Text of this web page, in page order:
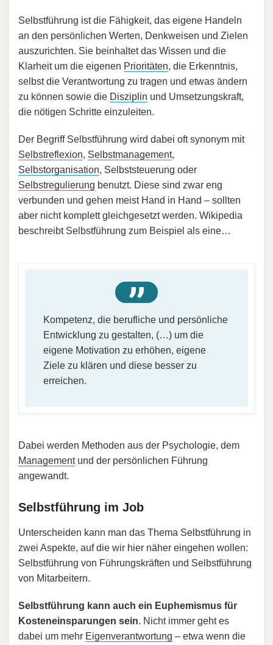
Selbstführung ist die Fähigkeit, das eigene Handeln
an den persönlichen Werten, Denkweisen und Zielen
auszurichten. Sie beinhaltet das Wissen und die
Klarheit um die eigenen Prioritäten, die Erkenntnis,
selbst die Verantwortung zu tragen und etwas ändern
zu können sowie die Disziplin und Umsetzungskraft,
die nötigen Schritte einzuleiten.
Der Begriff Selbstführung wird dabei oft synonym mit
Selbstreflexion, Selbstmanagement,
Selbstorganisation, Selbststeuerung oder
Selbstregulierung benutzt. Diese sind zwar eng
verbunden und gehen meist Hand in Hand – sollten
aber nicht komplett gleichgesetzt werden. Wikipedia
beschreibt Selbstführung zum Beispiel als eine…
Kompetenz, die berufliche und persönliche
Entwicklung zu gestalten, (…) um die
eigene Motivation zu erhöhen, eigene
Ziele zu klären und diese besser zu
erreichen.
Dabei werden Methoden aus der Psychologie, dem
Managementund der persönlichen Führung
angewandt.
Selbstführung im Job
Unterscheiden kann man das Thema Selbstführung in
zwei Aspekte, auf die wir hier näher eingehen wollen:
Selbstführung von Führungskräften und Selbstführung
von Mitarbeitern.
Selbstführung kann auch ein Euphemismus für
Kosteneinsparungen sein. Nicht immer geht es
dabei um mehr Eigenverantwortung – etwa wenn die